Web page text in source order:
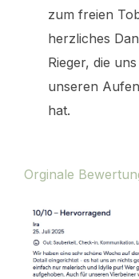
zum freien
herzliches
Rieger, die
unseren
hat.
Orginale